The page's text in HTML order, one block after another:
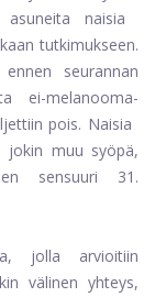
naisia
tutkimukseen.
seurannan
ei-melanooma-
pois. Naisia
jokin muu syöpä,
sensuuri 31.
jolla arvioitiin
välinen yhteys,